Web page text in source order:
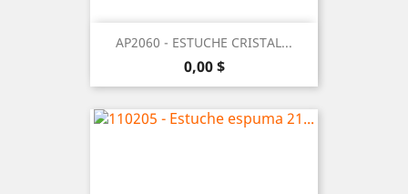
AP2060 - ESTUCHE CRISTAL...
Precio
0,00 $